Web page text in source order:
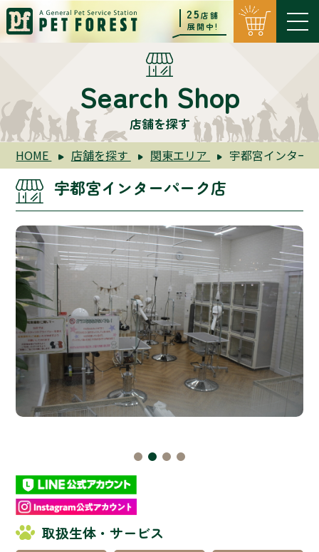
25店舗
展開中!
Search Shop
店舗を探す
HOME 店舗を探す 関東エリア 宇都宮インター
宇都宮インターパーク店
取扱生体・サービス